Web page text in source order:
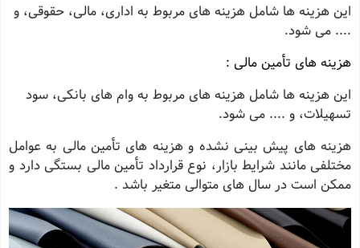
این هزینه‌ ها شامل هزینه ‌های مربوط به اداری، مالی، حقوقی، و
.... می ‌شود.
هزینه‌ های تأمین مالی :
این هزینه‌ ها شامل هزینه ‌های مربوط به وام‌ های بانکی، سود
تسهیلات، و .... می ‌شود.
هزینه‌ های پیش ‌بینی نشده و هزینه ‌های تأمین مالی به عوامل
مختلفی مانند شرایط بازار، نوع قرارداد تأمین مالی بستگی دارد و
ممکن است در سال های متوالی متغیر باشد .